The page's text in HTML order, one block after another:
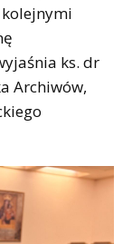
kolejnymi
ks. dr
Archiwów,